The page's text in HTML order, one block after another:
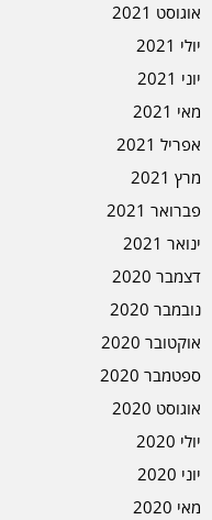
אוגוסט 2021
יולי 2021
יוני 2021
מאי 2021
אפריל 2021
מרץ 2021
פברואר 2021
ינואר 2021
דצמבר 2020
נובמבר 2020
אוקטובר 2020
ספטמבר 2020
אוגוסט 2020
יולי 2020
יוני 2020
מאי 2020